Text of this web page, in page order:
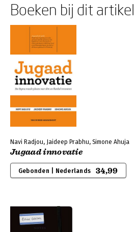
Boeken bij dit artikel
Navi Radjou, Jaideep Prabhu, Simone Ahuja
Jugaad innovatie
Gebonden | Nederlands 34,99